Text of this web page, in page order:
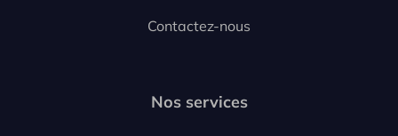
Contactez-nous
Nos services